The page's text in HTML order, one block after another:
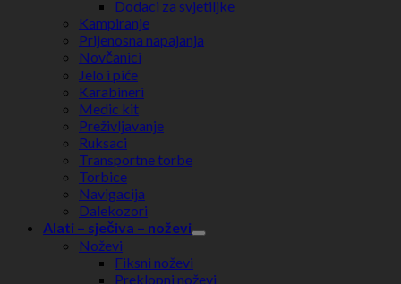
Dodaci za svjetiljke
Kampiranje
Prijenosna napajanja
Novčanici
Jelo i piće
Karabineri
Medic kit
Preživljavanje
Ruksaci
Transportne torbe
Torbice
Navigacija
Dalekozori
Alati – sječiva – noževi
Noževi
Fiksni noževi
Preklopni noževi